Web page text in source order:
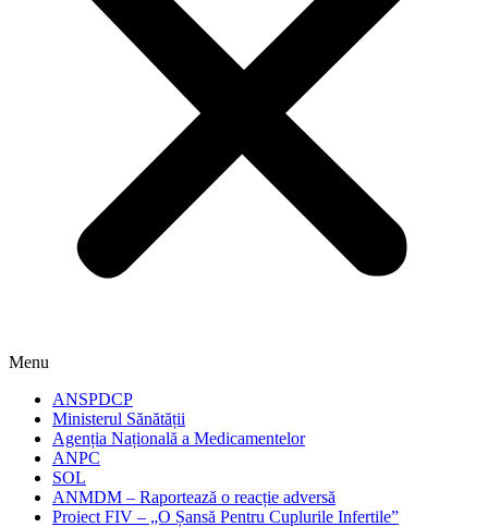
Menu
ANSPDCP
Ministerul Sănătății
Agenția Națională a Medicamentelor
ANPC
SOL
ANMDM – Raportează o reacție adversă
Proiect FIV – „O Șansă Pentru Cuplurile Infertile”